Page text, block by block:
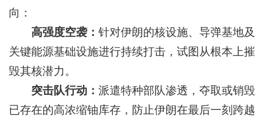
向：
高强度空袭： 针对伊朗的核设施、导弹基地及
关键能源基础设施进行持续打击，试图从根本上摧
毁其核潜力。
突击队行动： 派遣特种部队渗透，夺取或销毁
已存在的高浓缩铀库存，防止伊朗在最后一刻跨越